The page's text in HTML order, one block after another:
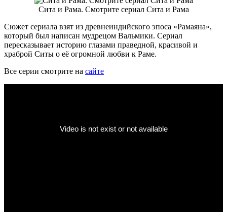
Сита и Рама. Смотрите сериал Сита и Рама
Сюжет сериала взят из древнеиндийского эпоса «Рамаяна»,
который был написан мудрецом Вальмики. Сериал
пересказывает историю глазами праведной, красивой и
храброй Ситы о её огромной любви к Раме.
Все серии смотрите на сайте